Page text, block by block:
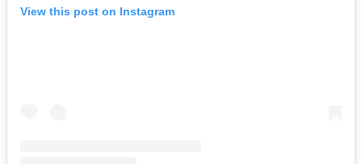
View this post on Instagram